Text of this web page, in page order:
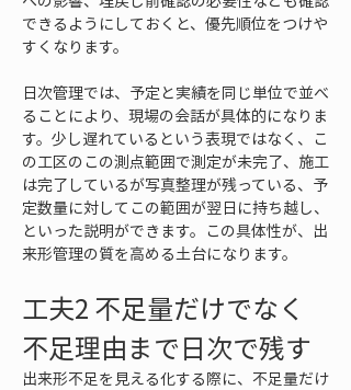
できるようにしておくと、優先順位をつけや
すくなります。
日次管理では、予定と実績を同じ単位で並べ
ることにより、現場の会話が具体的になりま
す。少し遅れているという表現ではなく、こ
の工区のこの測点範囲で測定が未完了、施工
は完了しているが写真整理が残っている、予
定数量に対してこの範囲が翌日に持ち越し、
といった説明ができます。この具体性が、出
来形管理の質を高める土台になります。
工夫2 不足量だけでなく
不足理由まで日次で残す
出来形不足を見える化する際に、不足量だけ